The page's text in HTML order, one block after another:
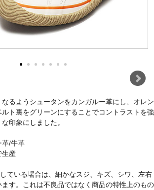
るようシュータンをカンガルー革にし、オレン
ト裏をグリーンにすることでコントラストを強
印象にしました。
革/牛革
生産
ている場合は、細かなスジ、キズ、シワ、左右
す。これは不良品ではなく商品の特性上のもの